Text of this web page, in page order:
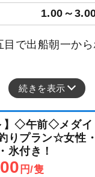
1.00～
目で出船朝一か
続きを表示
】◇午前◇メダイ
りプラン☆女性
氷付き！
円/隻